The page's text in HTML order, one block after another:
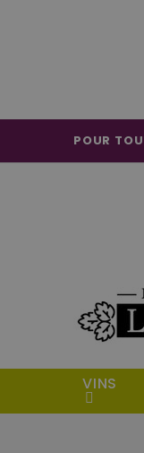
POUR
VINS